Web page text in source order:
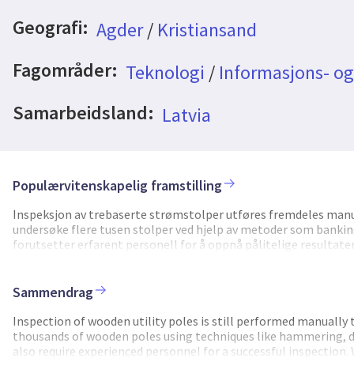
Geografi: Agder/ Kristiansand
Fagområder: Teknologi / Informasjons-
Samarbeidsland: Latvia
Populærvitenskapelig framstilling
Inspeksjon av trebaserte strømstolper utføres fremdeles
undersøke flere tusen stolper ved hjelp av metoder som
forutsetter erfarent personell for å oppnå pålitelige
trestolper i Skandinavia og de baltiske landene som
angrep fra hakkespetter eller termitter), slik at utskifting
radarsensor med 3D-visionsystem, IoT-modul samt
kombinert overflate- og underskanningskapasitet for
både i felt og i fabrikk for treinspeksjon, og har kommersielt
Sammendrag
Inspection of wooden utility poles is still performed
thousands of wooden poles using techniques like
also require experienced personnel for a successful